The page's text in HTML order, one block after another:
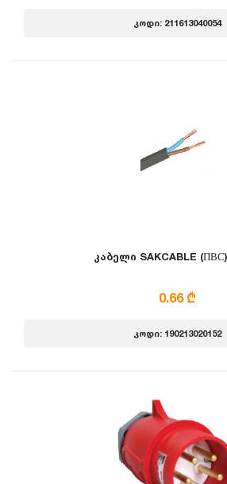
კოდი: 211613040054
კაბელი SAKCABLE
0.66 ₾
კოდი: 190213020152